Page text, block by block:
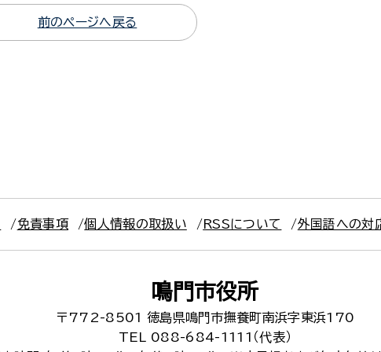
前のページへ戻る
免責事項 個人情報の取扱い RSSについて 外国語への対
鳴門市役所
〒772-8501
徳島県鳴門市撫養町南浜字東浜170
TEL 088-684-1111（代表）